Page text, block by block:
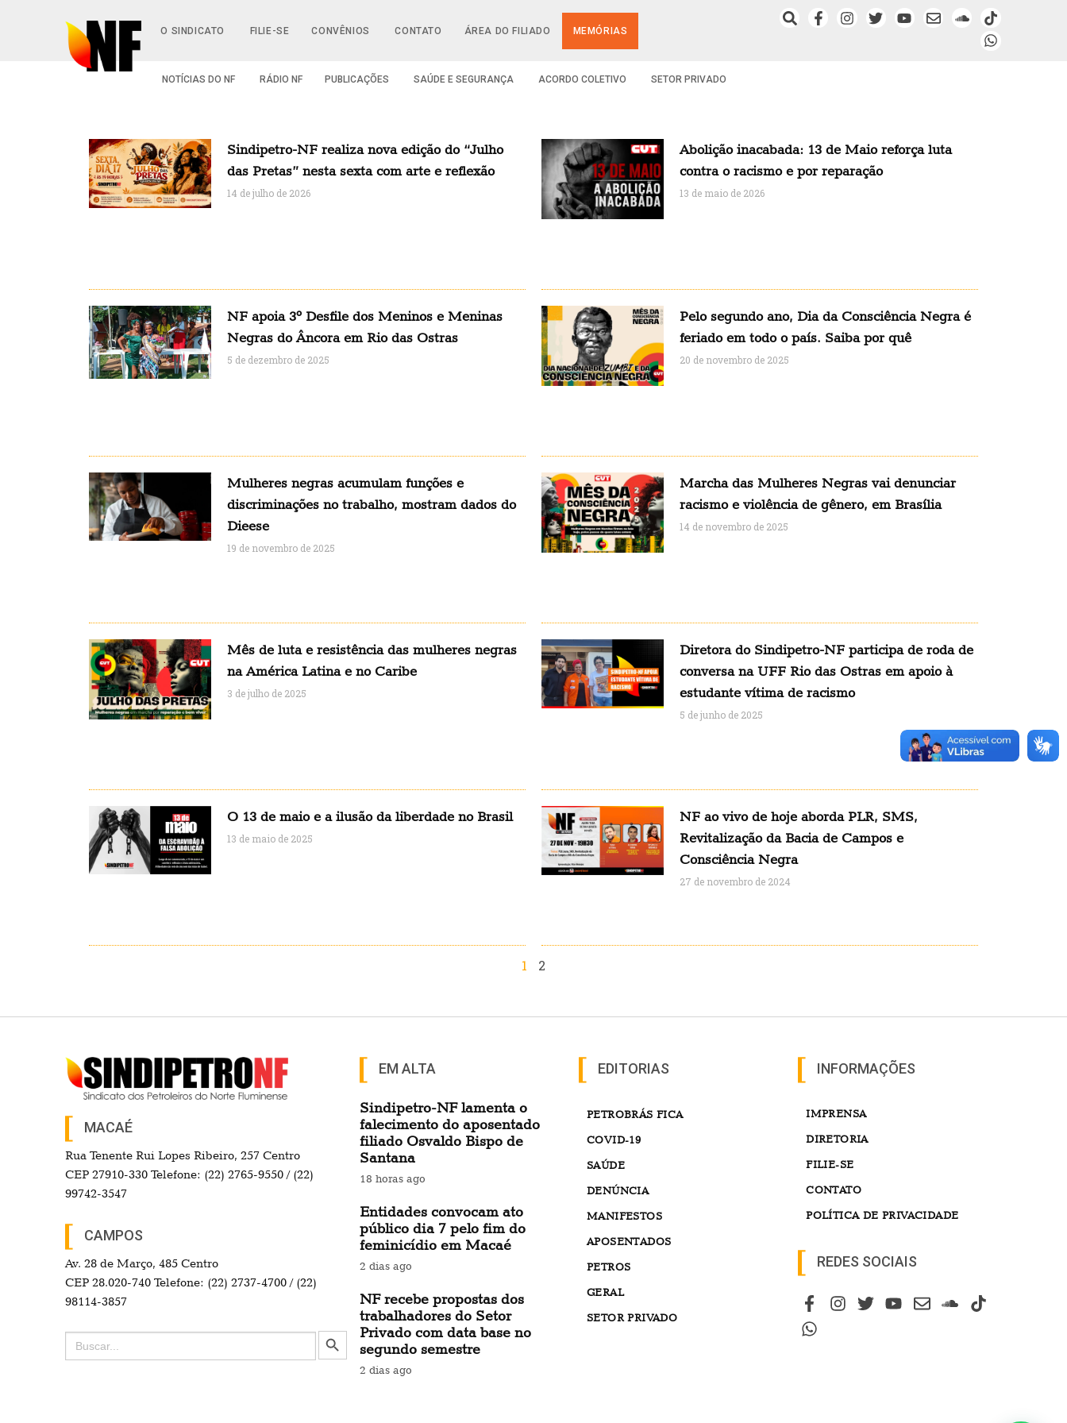
O SINDICATO FILIE-SE CONVÊNIOS CONTATO ÁREA DO FILIADO MEMÓRIAS
NOTÍCIAS DO NF RÁDIO NF PUBLICAÇÕES SAÚDE E SEGURANÇA ACORDO COLETIVO SETOR PRIVADO
Sindipetro-NF realiza nova edição do “Julho
das Pretas” nesta sexta com arte e reflexão
14 de julho de 2026
Abolição inacabada: 13 de Maio reforça luta
contra o racismo e por reparação
13 de maio de 2026
NF apoia 3º Desfile dos Meninos e Meninas
Negras do Âncora em Rio das Ostras
5 de dezembro de 2025
Pelo segundo ano, Dia da Consciência Negra é
feriado em todo o país. Saiba por quê
20 de novembro de 2025
Mulheres negras acumulam funções e
discriminações no trabalho, mostram dados do
Dieese
19 de novembro de 2025
Marcha das Mulheres Negras vai denunciar
racismo e violência de gênero, em Brasília
14 de novembro de 2025
Mês de luta e resistência das mulheres negras
na América Latina e no Caribe
3 de julho de 2025
Diretora do Sindipetro-NF participa de roda de
conversa na UFF Rio das Ostras em apoio à
estudante vítima de racismo
5 de junho de 2025
O 13 de maio e a ilusão da liberdade no Brasil
13 de maio de 2025
NF ao vivo de hoje aborda PLR, SMS,
Revitalização da Bacia de Campos e
Consciência Negra
27 de novembro de 2024
1 2
MACAÉ
Rua Tenente Rui Lopes Ribeiro, 257 Centro
CEP 27910-330 Telefone: (22) 2765-9550 / (22)
99742-3547
CAMPOS
Av. 28 de Março, 485 Centro
CEP 28.020-740 Telefone: (22) 2737-4700 / (22)
98114-3857
Search
for:
Search Button
EM ALTA
Sindipetro-NF lamenta o
falecimento do aposentado
filiado Osvaldo Bispo de
Santana
18 horas ago
Entidades convocam ato
público dia 7 pelo fim do
feminicídio em Macaé
2 dias ago
NF recebe propostas dos
trabalhadores do Setor
Privado com data base no
segundo semestre
2 dias ago
EDITORIAS
PETROBRÁS FICA
COVID-19
SAÚDE
DENÚNCIA
MANIFESTOS
APOSENTADOS
PETROS
GERAL
SETOR PRIVADO
INFORMAÇÕES
IMPRENSA
DIRETORIA
FILIE-SE
CONTATO
POLÍTICA DE PRIVACIDADE
REDES SOCIAIS